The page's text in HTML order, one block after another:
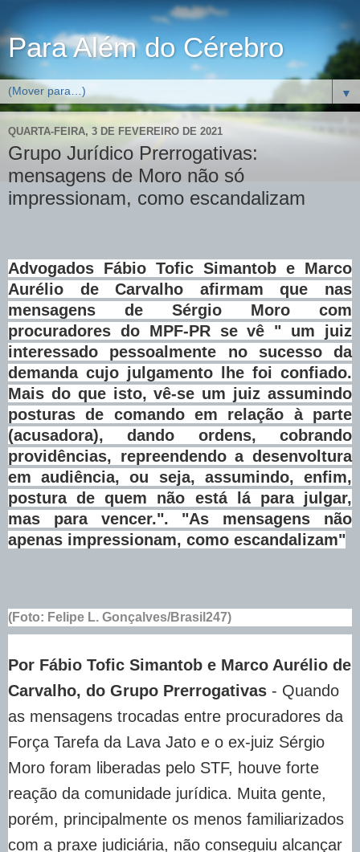
Para Além do Cérebro
▼
QUARTA-FEIRA, 3 DE FEVEREIRO DE 2021
Grupo Jurídico Prerrogativas:
mensagens de Moro não só
impressionam, como escandalizam
Advogados Fábio Tofic Simantob e Marco
Aurélio de Carvalho afirmam que nas
mensagens de Sérgio Moro com
procuradores do MPF-PR se vê " um juiz
interessado pessoalmente no sucesso da
demanda cujo julgamento lhe foi confiado.
Mais do que isto, vê-se um juiz assumindo
posturas de comando em relação à parte
(acusadora), dando ordens, cobrando
providências, repreendendo a desenvoltura
em audiência, ou seja, assumindo, enfim,
postura de quem não está lá para julgar,
mas para vencer.". "As mensagens não
apenas impressionam, como escandalizam"
(Foto: Felipe L. Gonçalves/Brasil247)
Por Fábio Tofic Simantob e Marco Aurélio de
Carvalho, do Grupo Prerrogativas - Quando
as mensagens trocadas entre procuradores da
Força Tarefa da Lava Jato e o ex-juiz Sérgio
Moro foram liberadas pelo STF, houve forte
reação da comunidade jurídica. Muita gente,
porém, principalmente os menos familiarizados
com a praxe judiciária, não conseguiu alcançar